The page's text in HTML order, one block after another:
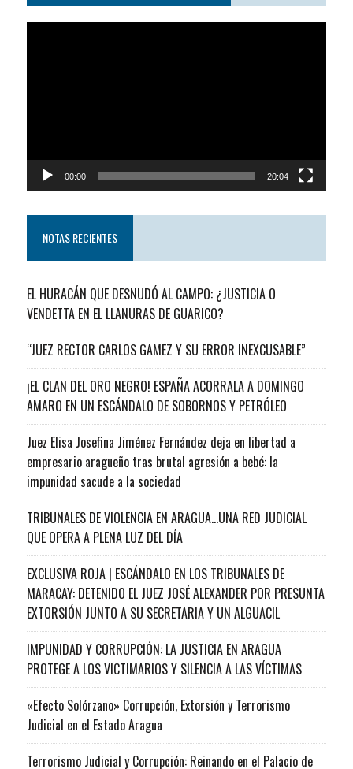
00:00 20:04
NOTAS RECIENTES
EL HURACÁN QUE DESNUDÓ AL CAMPO: ¿JUSTICIA O
VENDETTA EN EL LLANURAS DE GUARICO?
“JUEZ RECTOR CARLOS GAMEZ Y SU ERROR INEXCUSABLE”
¡EL CLAN DEL ORO NEGRO! ESPAÑA ACORRALA A DOMINGO
AMARO EN UN ESCÁNDALO DE SOBORNOS Y PETRÓLEO
Juez Elisa Josefina Jiménez Fernández deja en libertad a
empresario aragueño tras brutal agresión a bebé: la
impunidad sacude a la sociedad
TRIBUNALES DE VIOLENCIA EN ARAGUA…UNA RED JUDICIAL
QUE OPERA A PLENA LUZ DEL DÍA
EXCLUSIVA ROJA | ESCÁNDALO EN LOS TRIBUNALES DE
MARACAY: DETENIDO EL JUEZ JOSÉ ALEXANDER POR PRESUNTA
EXTORSIÓN JUNTO A SU SECRETARIA Y UN ALGUACIL
IMPUNIDAD Y CORRUPCIÓN: LA JUSTICIA EN ARAGUA
PROTEGE A LOS VICTIMARIOS Y SILENCIA A LAS VÍCTIMAS
«Efecto Solórzano» Corrupción, Extorsión y Terrorismo
Judicial en el Estado Aragua
Terrorismo Judicial y Corrupción: Reinando en el Palacio de